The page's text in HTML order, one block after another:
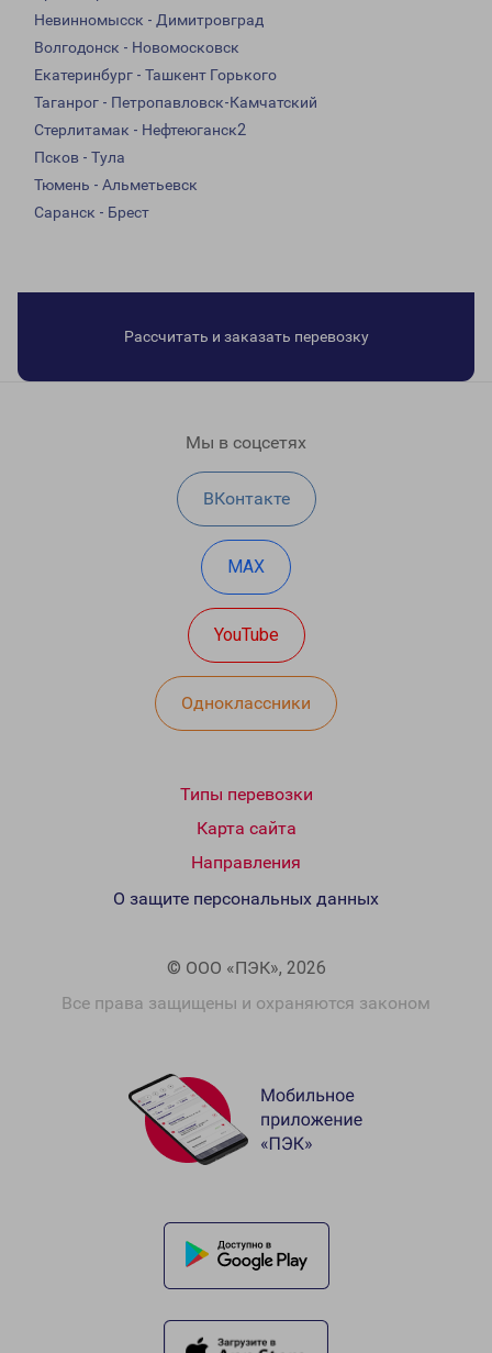
Невинномысск - Димитровград
Волгодонск - Новомосковск
Екатеринбург - Ташкент Горького
Таганрог - Петропавловск-Камчатский
Стерлитамак - Нефтеюганск2
Псков - Тула
Тюмень - Альметьевск
Саранск - Брест
Рассчитать и заказать перевозку
Мы в соцсетях
ВКонтакте
MAX
YouTube
Одноклассники
Типы перевозки
Карта сайта
Направления
© ООО «ПЭК», 2026
Все права защищены и охраняются законом
О защите персональных данных